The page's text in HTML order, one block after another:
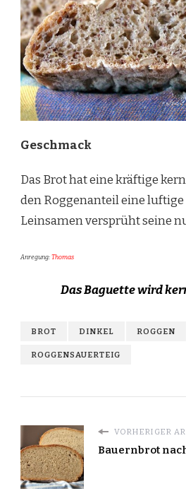
Geschmack
Das Brot hat eine kräftige
den Roggenanteil eine
Leinsamen versprüht seine
Anregung: Thomas
Das Baguette wird
BROT DINKEL ROGGEN
ROGGENSAUERTEIG
VORHERIGER
Bauernbrot